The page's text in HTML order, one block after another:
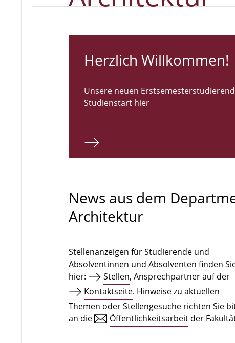
Herzlich Willkommen!
Unsere neuen
Studienstart hier
News aus dem
Architektur
Stellenanzeigen für Studierende und
Absolventinnen und Absolventen finden
hier:
Stellen, Ansprechpartner auf der
Kontaktseite. Hinweise zu aktuellen
Themen oder Stellengesuche richten Sie
an die
Öffentlichkeitsarbeit der